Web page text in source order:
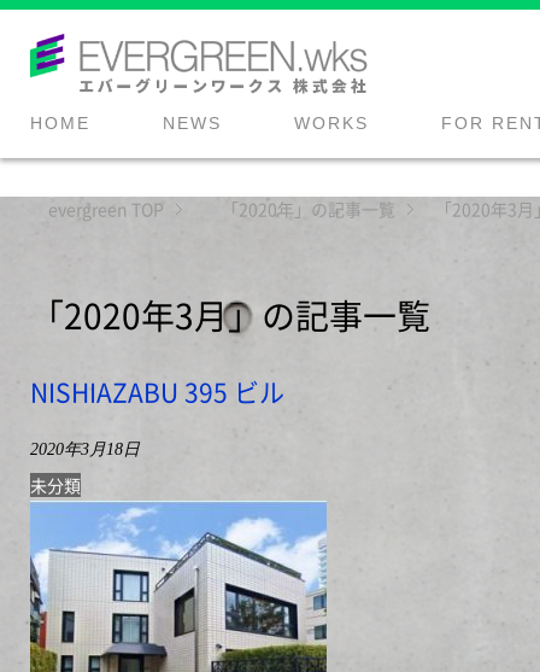
HOME NEWS WORKS FOR
evergreen TOP 「2020年」の記事一覧 「2020年3
「2020年3月」の記事一覧
NISHIAZABU 395 ビル
2020年3月18日
未分類